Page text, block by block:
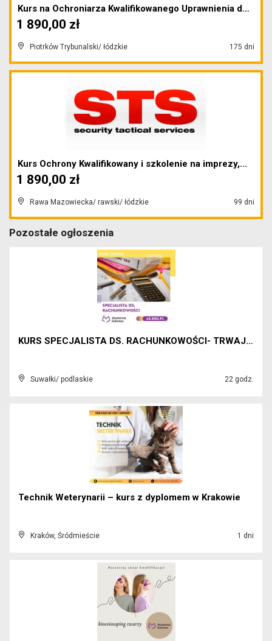
Kurs na Ochroniarza Kwalifikowanego Uprawnienia do...
Piotrków Trybunalski/ łódzkie 175 dni
1 890,00 zł
Kurs Ochrony Kwalifikowany i szkolenie na imprezy,...
Rawa Mazowiecka/ rawski/ łódzkie 99 dni
1 890,00 zł
Pozostałe ogłoszenia
KURS SPECJALISTA DS. RACHUNKOWOŚCI- TRWAJĄ ZAPISY!...
Suwałki/ podlaskie 22 godz.
Technik Weterynarii – kurs z dyplomem w Krakowie
Kraków, Śródmieście 1 dni